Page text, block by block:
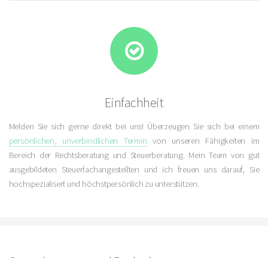
Einfachheit
Melden Sie sich gerne direkt bei uns! Überzeugen Sie sich bei einem
persönlichen, unverbindlichen Termin von unseren Fähigkeiten im
Bereich der Rechtsberatung und Steuerberatung. Mein Team von gut
ausgebildeten Steuerfachangestellten und ich freuen uns darauf, Sie
hochspezialisert und höchstpersönlich zu unterstützen.